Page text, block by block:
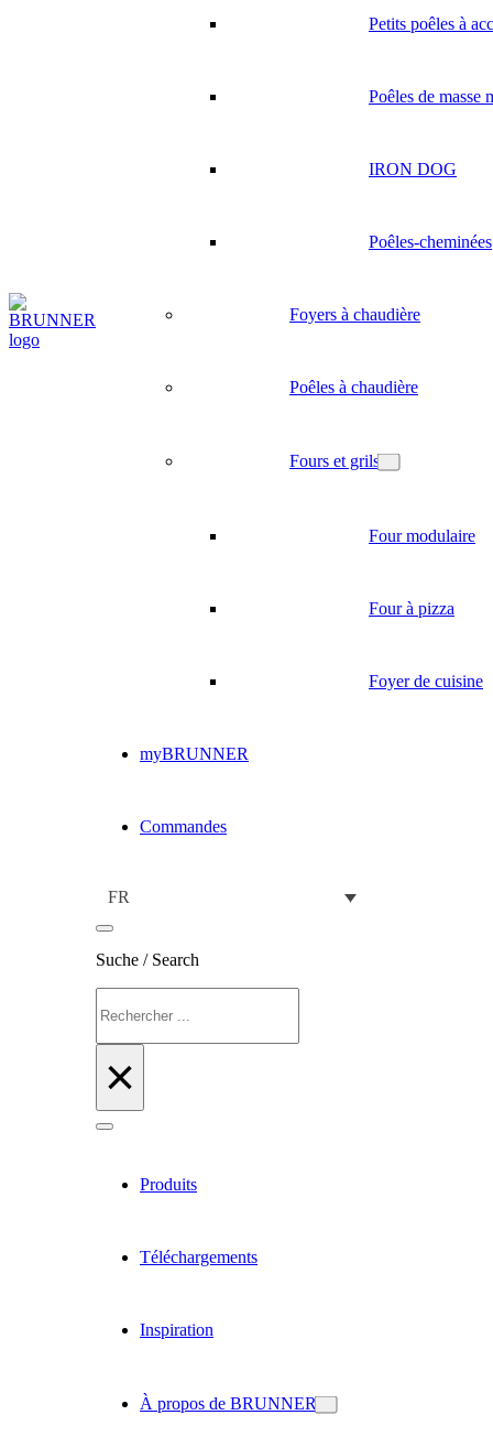
Petits poêles à
Poêles de masse
IRON DOG
Poêles-cheminées
Foyers à chaudière
Poêles à chaudière
Fours et grils
Four modulaire
Four à pizza
Foyer de cuisine
myBRUNNER
Commandes
FR
Suche / Search
×
Produits
Téléchargements
Inspiration
À propos de BRUNNER